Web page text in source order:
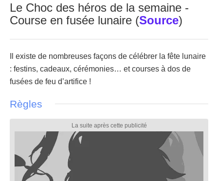
Le Choc des héros de la semaine -
Course en fusée lunaire (Source)
Il existe de nombreuses façons de célébrer la fête lunaire
: festins, cadeaux, cérémonies… et courses à dos de
fusées de feu d’artifice !
Règles